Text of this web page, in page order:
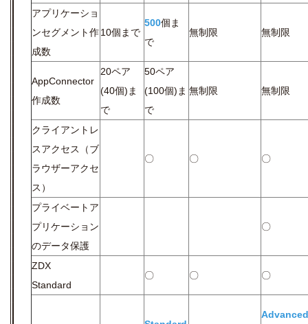
アプリケーショ
ンセグメント作
成数
10個まで
500個ま
で
無制限 無制限
AppConnector
作成数
20ペア
(40個)ま
で
50ペア
(100個)ま
で
無制限 無制限
クライアントレ
スアクセス（ブ
ラウザーアクセ
ス）
〇 〇 〇
プライベートア
プリケーション
のデータ保護
〇
ZDX
Standard
〇 〇 〇
Advanced